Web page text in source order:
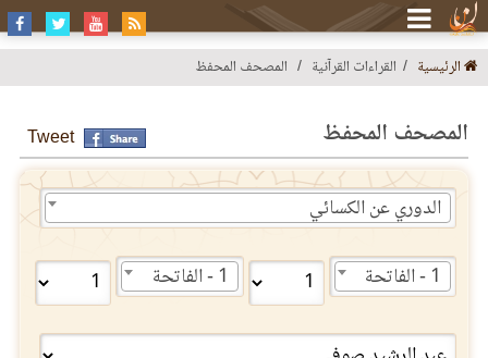
الرئيسية القراءات القرآنية المصحف المحفظ
المصحف المحفظ Tweet
الدوري عن الكسائي
1 - الفاتحة 1 - الفاتحة